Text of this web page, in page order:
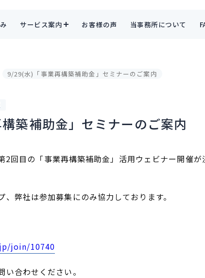
サービス案内 お客様の声 当事務所について
9/29(水)「事業再構築補助金」セミナーのご案内
築補助金」セミナーのご案内
回目の「事業再構築補助金」活用ウェビナー開催が
弊社は参加募集にのみ協力しております。
join/10740
合わせください。